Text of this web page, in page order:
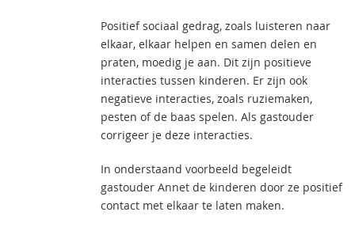
Positief sociaal gedrag, zoals luisteren naar
elkaar, elkaar helpen en samen delen en
praten, moedig je aan. Dit zijn positieve
interacties tussen kinderen. Er zijn ook
negatieve interacties, zoals ruziemaken,
pesten of de baas spelen. Als gastouder
corrigeer je deze interacties.
In onderstaand voorbeeld begeleidt
gastouder Annet de kinderen door ze positief
contact met elkaar te laten maken.